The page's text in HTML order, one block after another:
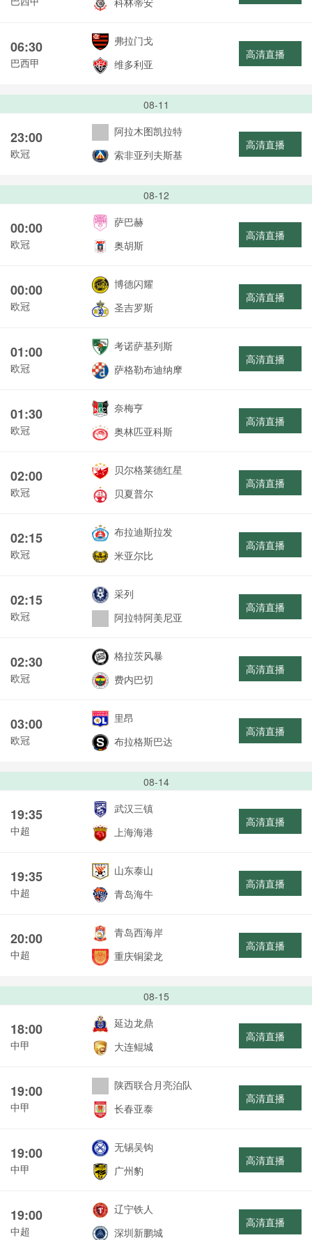
06:30
巴西甲
弗拉门戈
维多利亚
高清直播
08-11
23:00
欧冠
阿拉木图凯拉特
索非亚列夫斯基
高清直播
08-12
00:00
欧冠
萨巴赫
奥胡斯
高清直播
00:00
欧冠
博德闪耀
圣吉罗斯
高清直播
01:00
欧冠
考诺萨基列斯
萨格勒布迪纳摩
高清直播
01:30
欧冠
奈梅亨
奥林匹亚科斯
高清直播
02:00
欧冠
贝尔格莱德红星
贝夏普尔
高清直播
02:15
欧冠
布拉迪斯拉发
米亚尔比
高清直播
02:15
欧冠
采列
阿拉特阿美尼亚
高清直播
02:30
欧冠
格拉茨风暴
费内巴切
高清直播
03:00
欧冠
里昂
布拉格斯巴达
高清直播
08-14
19:35
中超
武汉三镇
上海海港
高清直播
19:35
中超
山东泰山
青岛海牛
高清直播
20:00
中超
青岛西海岸
重庆铜梁龙
高清直播
08-15
18:00
中甲
延边龙鼎
大连鲲城
高清直播
19:00
中甲
陕西联合月亮泊队
长春亚泰
高清直播
19:00
中甲
无锡吴钩
广州豹
高清直播
19:00
中超
辽宁铁人
深圳新鹏城
高清直播